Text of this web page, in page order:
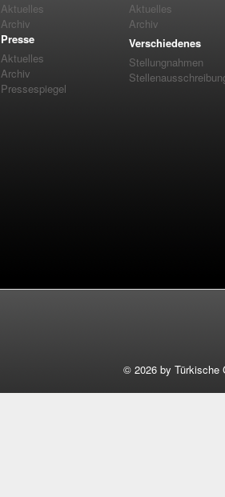
Aktuelles
Archiv
Presse
Aktuelles
Archiv
Pressespiegel
Aktuelles
Archiv
Verschiedenes
Stellungnahmen
© 2026 by Türkische